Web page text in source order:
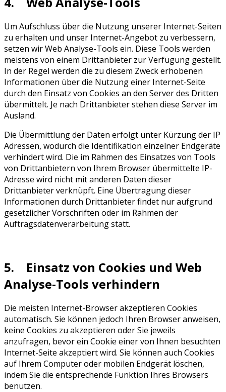
Um Aufschluss über die Nutzung unserer Internet-Seiten
zu erhalten und unser Internet-Angebot zu verbessern,
setzen wir Web Analyse-Tools ein. Diese Tools werden
meistens von einem Drittanbieter zur Verfügung gestellt.
In der Regel werden die zu diesem Zweck erhobenen
Informationen über die Nutzung einer Internet-Seite
durch den Einsatz von Cookies an den Server des Dritten
übermittelt. Je nach Drittanbieter stehen diese Server im
Ausland.
Die Übermittlung der Daten erfolgt unter Kürzung der IP
Adressen, wodurch die Identifikation einzelner Endgeräte
verhindert wird. Die im Rahmen des Einsatzes von Tools
von Drittanbietern von Ihrem Browser übermittelte IP-
Adresse wird nicht mit anderen Daten dieser
Drittanbieter verknüpft. Eine Übertragung dieser
Informationen durch Drittanbieter findet nur aufgrund
gesetzlicher Vorschriften oder im Rahmen der
Auftragsdatenverarbeitung statt.
5. Einsatz von Cookies und Web
Analyse-Tools verhindern
Die meisten Internet-Browser akzeptieren Cookies
automatisch. Sie können jedoch Ihren Browser anweisen,
keine Cookies zu akzeptieren oder Sie jeweils
anzufragen, bevor ein Cookie einer von Ihnen besuchten
Internet-Seite akzeptiert wird. Sie können auch Cookies
auf Ihrem Computer oder mobilen Endgerät löschen,
indem Sie die entsprechende Funktion Ihres Browsers
benutzen.